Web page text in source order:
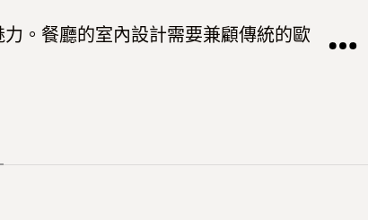
。餐廳的室內設計需要兼顧傳統的歐